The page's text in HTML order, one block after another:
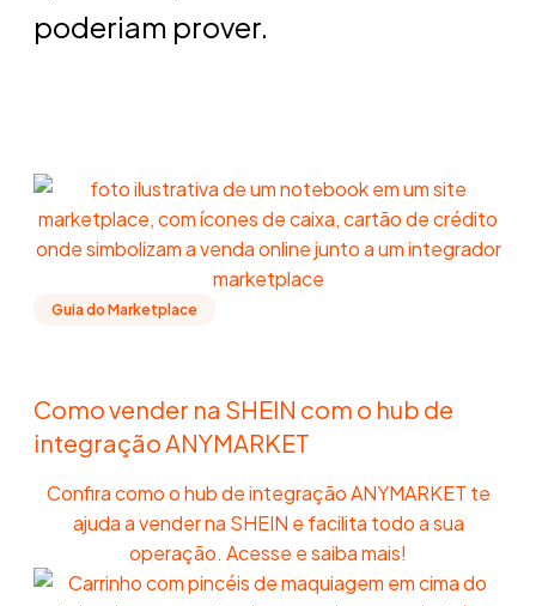
poderiam prover.
Guia do Marketplace
Como vender na SHEIN com o hub de
integração ANYMARKET
Confira como o hub de integração ANYMARKET te
ajuda a vender na SHEIN e facilita todo a sua
operação. Acesse e saiba mais!